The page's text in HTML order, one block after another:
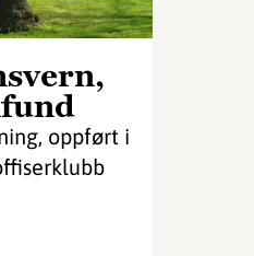
oppført i